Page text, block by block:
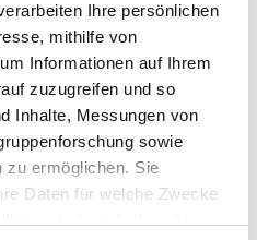
Ihre persönlichen
mithilfe von
Informationen auf Ihrem
zuzugreifen und so
Inhalte, Messungen von
sowie
zu ermöglichen. Sie
Daten für welche Zwecke
Leistung geboten
und der Austria zu